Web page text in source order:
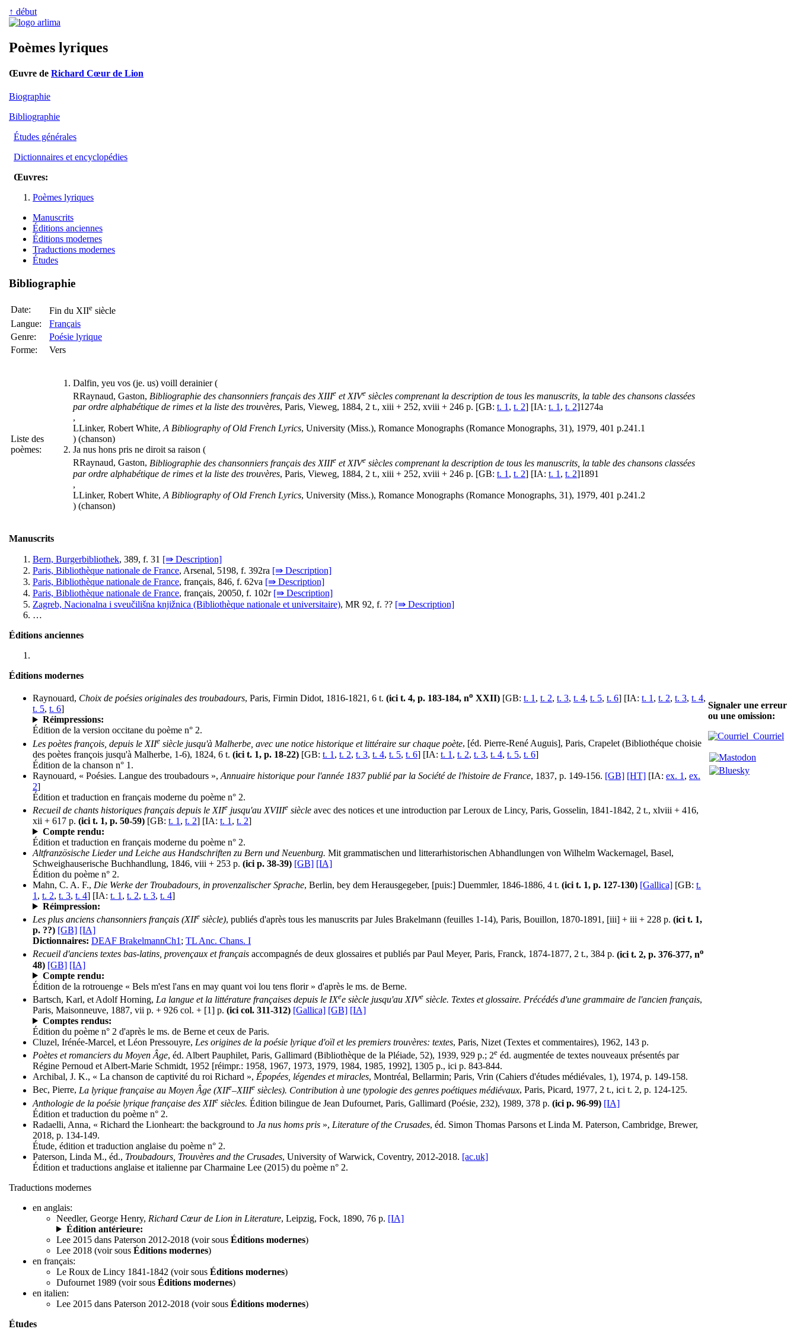
↑ début
Poèmes lyriques
Œuvre de Richard Cœur de Lion
Biographie
Bibliographie
Études générales
Dictionnaires et encyclopédies
Œuvres:
Poèmes lyriques
Manuscrits
Éditions anciennes
Éditions modernes
Traductions modernes
Études
Bibliographie
Date: Fin du XIIe siècle
Langue:
Français
Genre:
Poésie lyrique
Forme:
Vers
Liste des
poèmes:
Dalfin, yeu vos (je. us) voill derainier (
RRaynaud, Gaston, Bibliographie des chansonniers français des XIIIe et XIVe siècles comprenant la description de tous les manuscrits, la table des chansons classées
par ordre alphabétique de rimes et la liste des trouvères, Paris, Vieweg, 1884, 2 t., xiii + 252, xviii + 246 p. [GB: t. 1 , t. 2] [IA: t. 1 , t. 2]1274a
,
LLinker, Robert White, A Bibliography of Old French Lyrics, University (Miss.), Romance Monographs (Romance Monographs, 31), 1979, 401 p.241.1
) (chanson)
Ja nus hons pris ne diroit sa raison (
RRaynaud, Gaston, Bibliographie des chansonniers français des XIIIe et XIVe siècles comprenant la description de tous les manuscrits, la table des chansons classées
par ordre alphabétique de rimes et la liste des trouvères, Paris, Vieweg, 1884, 2 t., xiii + 252, xviii + 246 p. [GB: t. 1 , t. 2] [IA: t. 1 , t. 2]1891
,
LLinker, Robert White, A Bibliography of Old French Lyrics, University (Miss.), Romance Monographs (Romance Monographs, 31), 1979, 401 p.241.2
) (chanson)
Manuscrits
Bern, Burgerbibliothek, 389, f. 31 [⇛ Description]
Paris, Bibliothèque nationale de France, Arsenal, 5198, f. 392ra [⇛ Description]
Paris, Bibliothèque nationale de France, français, 846, f. 62va [⇛ Description]
Paris, Bibliothèque nationale de France, français, 20050, f. 102r [⇛ Description]
Zagreb, Nacionalna i sveučilišna knjižnica (Bibliothèque nationale et universitaire), MR 92, f. ?? [⇛ Description]
…
Éditions anciennes
Éditions modernes
Raynouard, Choix de poésies originales des troubadours, Paris, Firmin Didot, 1816-1821, 6 t. (ici t. 4, p. 183-184, no XXII) [GB: t. 1 , t. 2, t. 3, t. 4, t. 5, t. 6] [IA: t. 1 , t. 2, t. 3, t. 4,
t. 5, t. 6]
Réimpressions:
Édition de la version occitane du poème n° 2.
Les poètes françois, depuis le XIIe siècle jusqu'à Malherbe, avec une notice historique et littéraire sur chaque poète, [éd. Pierre-René Auguis], Paris, Crapelet (Bibliothéque choisie
des poètes françois jusqu'à Malherbe, 1-6), 1824, 6 t. (ici t. 1, p. 18-22) [GB: t. 1 , t. 2, t. 3, t. 4, t. 5, t. 6] [IA: t. 1 , t. 2, t. 3, t. 4, t. 5, t. 6]
Édition de la chanson n° 1.
Raynouard, « Poésies. Langue des troubadours », Annuaire historique pour l'année 1837 publié par la Société de l'histoire de France, 1837, p. 149-156. [GB] [HT] [IA: ex. 1 , ex.
2]
Édition et traduction en français moderne du poème n° 2.
Recueil de chants historiques français depuis le XIIe jusqu'au XVIIIe siècle avec des notices et une introduction par Leroux de Lincy, Paris, Gosselin, 1841-1842, 2 t., xlviii + 416,
xii + 617 p. (ici t. 1, p. 50-59) [GB: t. 1 , t. 2] [IA: t. 1 , t. 2]
Compte rendu:
Édition et traduction en français moderne du poème n° 2.
Altfranzösische Lieder und Leiche aus Handschriften zu Bern und Neuenburg. Mit grammatischen und litterarhistorischen Abhandlungen von Wilhelm Wackernagel, Basel,
Schweighauserische Buchhandlung, 1846, viii + 253 p. (ici p. 38-39) [GB] [IA]
Édition du poème n° 2.
Mahn, C. A. F., Die Werke der Troubadours, in provenzalischer Sprache, Berlin, bey dem Herausgegeber, [puis:] Duemmler, 1846-1886, 4 t. (ici t. 1, p. 127-130) [Gallica] [GB: t.
1 , t. 2, t. 3, t. 4] [IA: t. 1 , t. 2, t. 3, t. 4]
Réimpression:
Les plus anciens chansonniers français (XIIe siècle), publiés d'après tous les manuscrits par Jules Brakelmann (feuilles 1-14), Paris, Bouillon, 1870-1891, [iii] + iii + 228 p. (ici t. 1,
p. ??) [GB] [IA]
Dictionnaires: DEAF BrakelmannCh1 ; TL Anc. Chans. I
Recueil d'anciens textes bas-latins, provençaux et français accompagnés de deux glossaires et publiés par Paul Meyer, Paris, Franck, 1874-1877, 2 t., 384 p. (ici t. 2, p. 376-377, no
48) [GB] [IA]
Compte rendu:
Édition de la rotrouenge « Bels m'est l'ans en may quant voi lou tens florir » d'après le ms. de Berne.
Bartsch, Karl, et Adolf Horning, La langue et la littérature françaises depuis le IXee siècle jusqu'au XIVe siècle. Textes et glossaire. Précédés d'une grammaire de l'ancien français,
Paris, Maisonneuve, 1887, vii p. + 926 col. + [1] p. (ici col. 311-312) [Gallica] [GB] [IA]
Comptes rendus:
Édition du poème n° 2 d'après le ms. de Berne et ceux de Paris.
Cluzel, Irénée-Marcel, et Léon Pressouyre, Les origines de la poésie lyrique d'oïl et les premiers trouvères: textes, Paris, Nizet (Textes et commentaires), 1962, 143 p.
Poètes et romanciers du Moyen Âge, éd. Albert Pauphilet, Paris, Gallimard (Bibliothèque de la Pléiade, 52), 1939, 929 p.; 2e éd. augmentée de textes nouveaux présentés par
Régine Pernoud et Albert-Marie Schmidt, 1952 [réimpr.: 1958, 1967, 1973, 1979, 1984, 1985, 1992], 1305 p., ici p. 843-844.
Archibal, J. K., « La chanson de captivité du roi Richard », Épopées, légendes et miracles, Montréal, Bellarmin; Paris, Vrin (Cahiers d'études médiévales, 1), 1974, p. 149-158.
Bec, Pierre, La lyrique française au Moyen Âge (XIIe–XIIIe siècles). Contribution à une typologie des genres poétiques médiévaux, Paris, Picard, 1977, 2 t., ici t. 2, p. 124-125.
Anthologie de la poésie lyrique française des XIIe siècles. Édition bilingue de Jean Dufournet, Paris, Gallimard (Poésie, 232), 1989, 378 p. (ici p. 96-99) [IA]
Édition et traduction du poème n° 2.
Radaelli, Anna, « Richard the Lionheart: the background to Ja nus homs pris », Literature of the Crusades, éd. Simon Thomas Parsons et Linda M. Paterson, Cambridge, Brewer,
2018, p. 134-149.
Étude, édition et traduction anglaise du poème n° 2.
Paterson, Linda M., éd., Troubadours, Trouvères and the Crusades, University of Warwick, Coventry, 2012-2018. [ac.uk]
Édition et traductions anglaise et italienne par Charmaine Lee (2015) du poème n° 2.
Traductions modernes
en anglais:
Needler, George Henry, Richard Cœur de Lion in Literature, Leipzig, Fock, 1890, 76 p. [IA]
Édition antérieure:
Lee 2015 dans Paterson 2012-2018 (voir sous Éditions modernes)
Lee 2018 (voir sous Éditions modernes)
en français:
Le Roux de Lincy 1841-1842 (voir sous Éditions modernes)
Dufournet 1989 (voir sous Éditions modernes)
en italien:
Lee 2015 dans Paterson 2012-2018 (voir sous Éditions modernes)
Études
Signaler une erreur
ou une omission:
Courriel